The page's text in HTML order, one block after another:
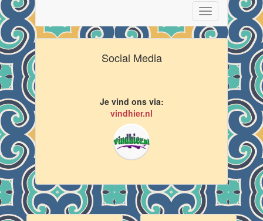
Toggle
navigation
Social Media
Je vind ons via:
vindhier.nl